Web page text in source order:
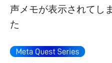
声メモが表示されてし
た